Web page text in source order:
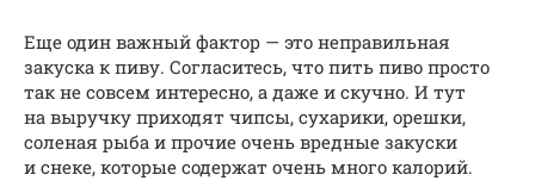
Еще один важный фактор — это неправильная
закуска к пиву. Согласитесь, что пить пиво просто
так не совсем интересно, а даже и скучно. И тут
на выручку приходят чипсы, сухарики, орешки,
соленая рыба и прочие очень вредные закуски
и снеке, которые содержат очень много калорий.